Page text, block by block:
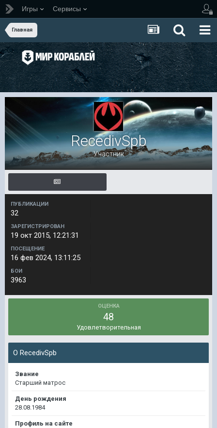
Игры Сервисы
Главная
RecedivSpb
Участник
ПУБЛИКАЦИИ
32
ЗАРЕГИСТРИРОВАН
19 окт 2015, 12:21:31
ПОСЕЩЕНИЕ
16 фев 2024, 13:11:25
БОИ
3963
ОЦЕНКА
48
Удовлетворительная
О RecedivSpb
Звание
Старший матрос
День рождения
28.08.1984
Профиль на сайте